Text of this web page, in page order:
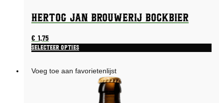
Hertog Jan Brouwerij Bockbier
€ 1,75
Selecteer opties
Voeg toe aan favorietenlijst